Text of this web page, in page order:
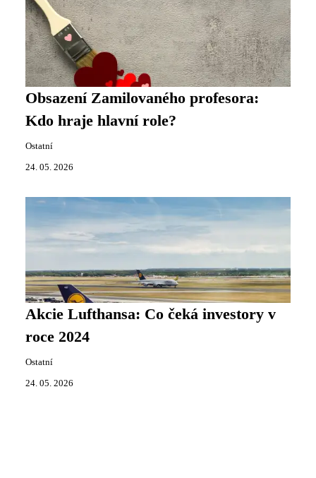
Obsazení Zamilovaného profesora:
Kdo hraje hlavní role?
Ostatní
24. 05. 2026
Akcie Lufthansa: Co čeká investory v
roce 2024
Ostatní
24. 05. 2026